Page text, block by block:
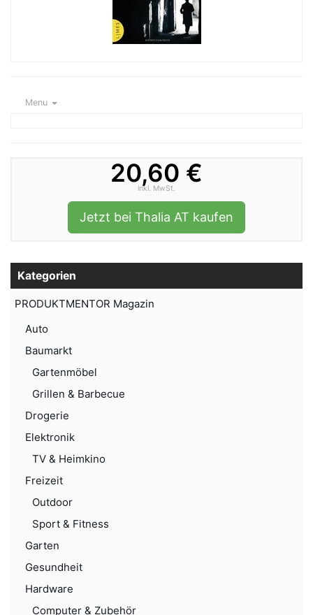
Menu
20,60 €
inkl. MwSt.
Jetzt bei Thalia AT kaufen
Kategorien
PRODUKTMENTOR Magazin
Auto
Baumarkt
Gartenmöbel
Grillen & Barbecue
Drogerie
Elektronik
TV & Heimkino
Freizeit
Outdoor
Sport & Fitness
Garten
Gesundheit
Hardware
Computer & Zubehör